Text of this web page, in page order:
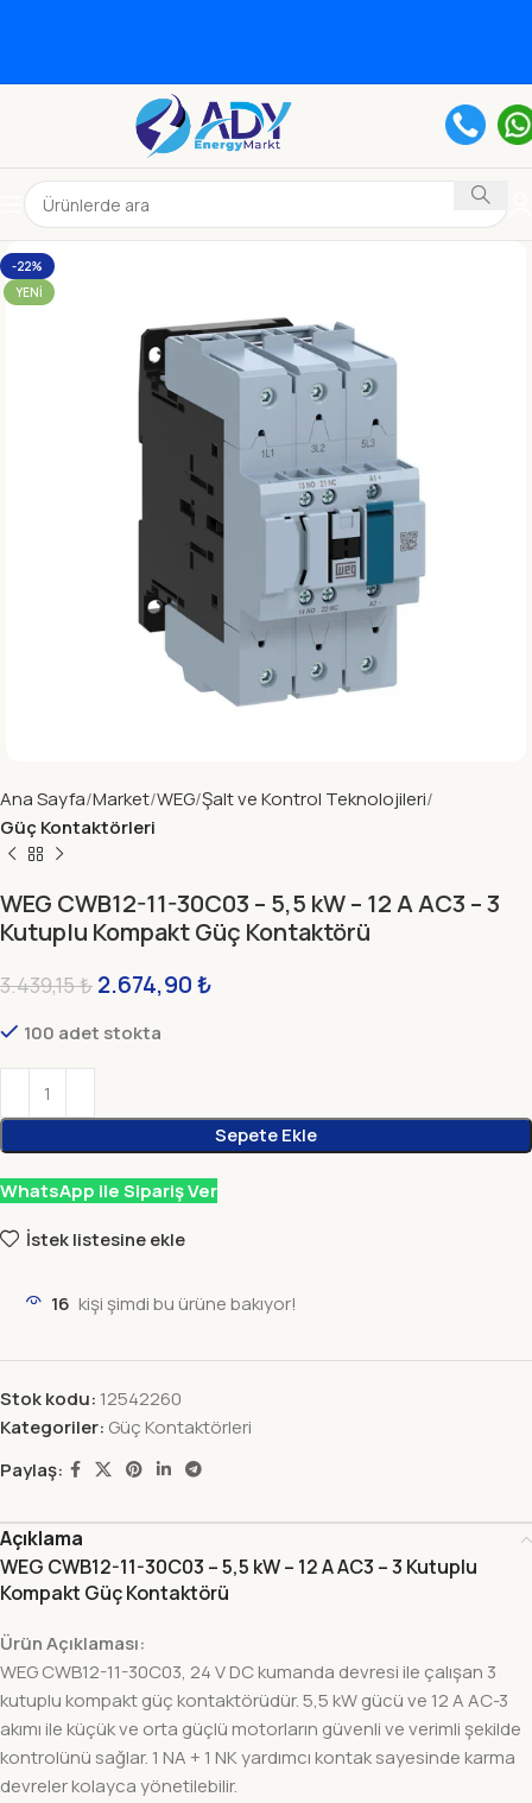
-22%
YENI
Ana Sayfa Market WEG Şalt ve Kontrol Teknolojileri
Güç Kontaktörleri
WEG CWB12-11-30C03 – 5,5 kW – 12 A AC3 – 3
Kutuplu Kompakt Güç Kontaktörü
3.439,15₺ 2.674,90₺
100 adet stokta
Sepete Ekle
WhatsApp ile Sipariş Ver
İstek listesine ekle
16 kişi şimdi bu ürüne bakıyor!
Stok kodu: 12542260
Kategoriler: Güç Kontaktörleri
Paylaş:
Açıklama
WEG CWB12-11-30C03 – 5,5 kW – 12 A AC3 – 3 Kutuplu
Kompakt Güç Kontaktörü
Ürün Açıklaması:
WEG CWB12-11-30C03, 24 V DC kumanda devresi ile çalışan 3
kutuplu kompakt güç kontaktörüdür. 5,5 kW gücü ve 12 A AC-3
akımı ile küçük ve orta güçlü motorların güvenli ve verimli şekilde
kontrolünü sağlar. 1 NA + 1 NK yardımcı kontak sayesinde karma
devreler kolayca yönetilebilir.